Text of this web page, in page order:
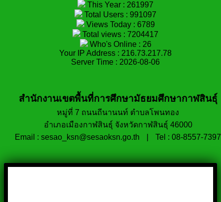
This Year : 261997
Total Users : 991097
Views Today : 6789
Total views : 7204417
Who's Online : 26
Your IP Address : 216.73.217.78
Server Time : 2026-08-06
สำนักงานเขตพื้นที่การศึกษามัธยมศึกษากาฬสินธุ์
หมู่ที่ 7 ถนนถีนานนท์ ตำบลโพนทอง
อำเภอเมืองกาฬสินธุ์ จังหวัดกาฬสินธุ์ 46000
Email : sesao_ksn@sesaoksn.go.th
Tel : 08-8557-7397